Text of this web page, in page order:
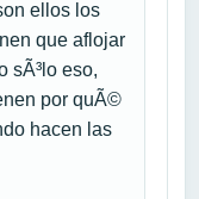
ellos los
que aflojar
sÃ³lo eso,
por quÃ©
hacen las